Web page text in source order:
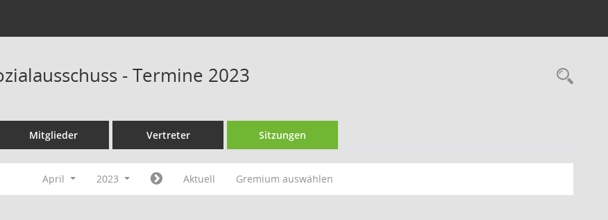
- Termine 2023
Mitglieder Vertreter Sitzungen
April 2023 Aktuell Gremium auswählen